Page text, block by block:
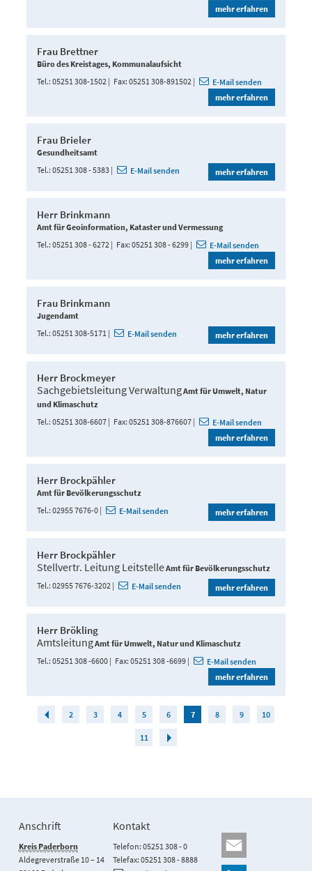
mehr erfahren
Frau Brettner
Büro des Kreistages, Kommunalaufsicht
Tel. 05251 308-1502 Fax 05251 308-891502
E-Mail senden
mehr erfahren
Frau Brieler
Gesundheitsamt
Tel. 05251 308 - 5383 E-Mail senden mehr erfahren
Herr Brinkmann
Amt für Geoinformation, Kataster und Vermessung
Tel. 05251 308 - 6272 Fax 05251 308 - 6299
E-Mail senden
mehr erfahren
Frau Brinkmann
Jugendamt
Tel. 05251 308-5171 E-Mail senden mehr erfahren
Herr Brockmeyer
Sachgebietsleitung VerwaltungAmt für Umwelt, Natur
und Klimaschutz
Tel. 05251 308-6607 Fax 05251 308-876607
E-Mail senden
mehr erfahren
Herr Brockpähler
Amt für Bevölkerungsschutz
Tel. 02955 7676-0 E-Mail senden mehr erfahren
Herr Brockpähler
Stellvertr. Leitung LeitstelleAmt für Bevölkerungsschutz
Tel. 02955 7676-3202 E-Mail senden mehr erfahren
Herr Brökling
AmtsleitungAmt für Umwelt, Natur und Klimaschutz
Tel. 05251 308 -6600 Fax 05251 308 -6699
E-Mail senden
mehr erfahren
2 3 4 5 6 7 8 9 10
11
Anschrift
Kreis Paderborn
Aldegreverstraße 10 – 14
Kontakt
Telefon: 05251 308 - 0
Telefax: 05251 308 - 8888